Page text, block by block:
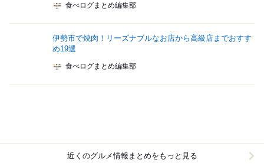
食べログまとめ編集部
伊勢市で焼肉！リーズナブルなお店から高級店までおすす
め19選
食べログまとめ編集部
近くのグルメ情報まとめをもっと見る